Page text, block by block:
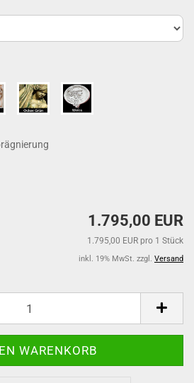
1.795,00 EUR
1.795,00 EUR pro 1 Stück
inkl. 19% MwSt. zzgl. Versand